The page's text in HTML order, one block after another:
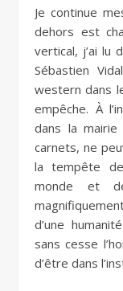
Je continue mes lectures de grand froid alors que
dehors est
vertical, j’ai lu
Sébastien
western dans
empêche. À
dans la
carnets, ne
la tempête
monde et
d’une
sans cesse
d’être dans